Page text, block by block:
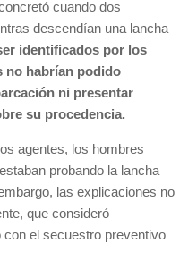
cuando dos
descendían una lancha
identificados por los
no habrían podido
ni presentar
su procedencia.
agentes, los hombres
probando la lancha
las explicaciones no
que consideró
el secuestro preventivo